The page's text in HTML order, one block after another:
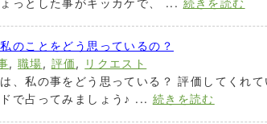
のことをどう思っているの？
,職場, 評価,
リクエスト
、私の事をどう思っている？ 評価してくれ
で占ってみましょう♪ ... 続きを読む